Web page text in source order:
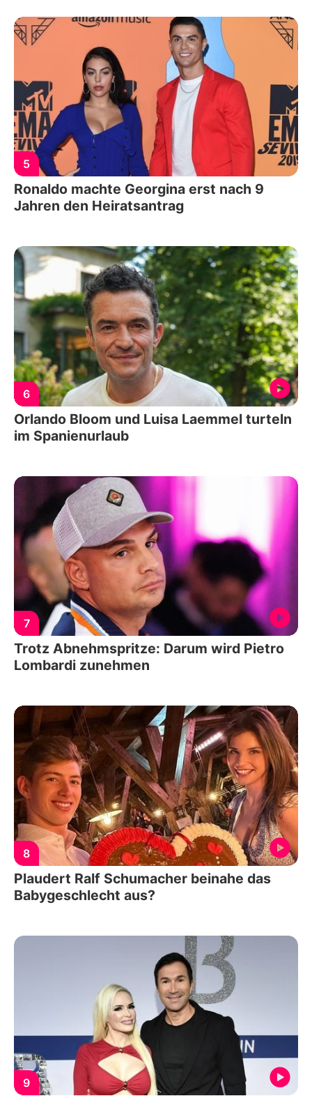
5
Ronaldo machte Georgina erst nach 9
Jahren den Heiratsantrag
6
Orlando Bloom und Luisa Laemmel turteln
im Spanienurlaub
7
Trotz Abnehmspritze: Darum wird Pietro
Lombardi zunehmen
8
Plaudert Ralf Schumacher beinahe das
Babygeschlecht aus?
9